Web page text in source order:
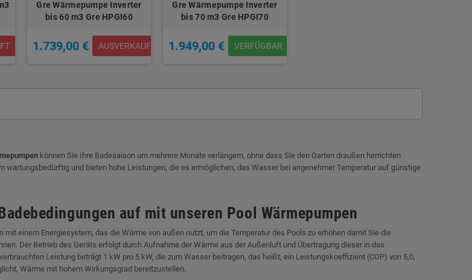
Gre Wärmepumpe Inverter
bis 60 m3 Gre HPGI60
1.739,00 € AUSVERKAUFT
Gre Wärmepumpe Inverter
bis 70 m3 Gre HPGI70
1.949,00 € VERFÜGBAR
können Sie Ihre Badesaison um mehrere Monate verlängern, ohne dass Sie den Garten draußen herrichten
wartungsbedürftig und bieten hohe Leistungen, die es ermöglichen, das Wasser bei angenehmer Temperatur auf günstige
auf mit unseren Pool Wärmepumpen
mit einem Energiesystem, das die Wärme von außen nutzt, um die Temperatur des Pools zu erhöhen damit Sie die
Der Betrieb des Geräts erfolgt durch Aufnahme der Wärme aus der Außenluft und Übertragung dieser in das
Leistung beträgt 1 kW pro 5 kW, die zum Wasser beitragen, das heißt, ein Leistungskoeffizient (COP) von 5,0,
Wärme mit hohem Wirkungsgrad bereitzustellen.